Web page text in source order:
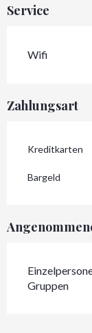
Service
Wifi
Zahlungsart
Kreditkarten
Bargeld
Gruppen